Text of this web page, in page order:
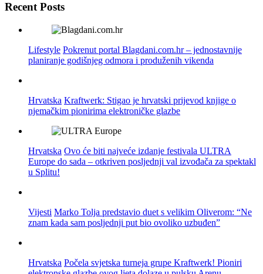
Recent Posts
Lifestyle Pokrenut portal Blagdani.com.hr – jednostavnije
planiranje godišnjeg odmora i produženih vikenda
Hrvatska Kraftwerk: Stigao je hrvatski prijevod knjige o
njemačkim pionirima elektroničke glazbe
Hrvatska Ovo će biti najveće izdanje festivala ULTRA
Europe do sada – otkriven posljednji val izvođača za spektakl
u Splitu!
Vijesti Marko Tolja predstavio duet s velikim Oliverom: “Ne
znam kada sam posljednji put bio ovoliko uzbuđen”
Hrvatska Počela svjetska turneja grupe Kraftwerk! Pioniri